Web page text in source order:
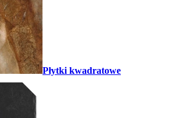
Płytki kwadratowe